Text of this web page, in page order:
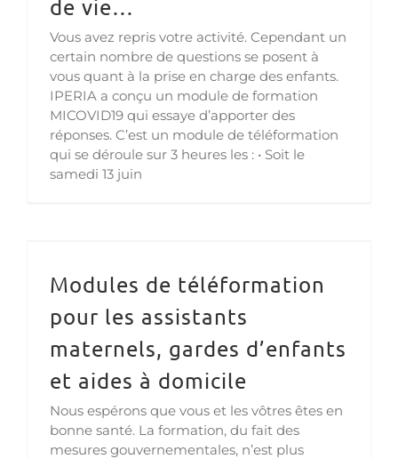
de vie…
Vous avez repris votre activité. Cependant un
certain nombre de questions se posent à
vous quant à la prise en charge des enfants.
IPERIA a conçu un module de formation
MICOVID19 qui essaye d’apporter des
réponses. C’est un module de téléformation
qui se déroule sur 3 heures les : • Soit le
samedi 13 juin
Modules de téléformation
pour les assistants
maternels, gardes d’enfants
et aides à domicile
Nous espérons que vous et les vôtres êtes en
bonne santé. La formation, du fait des
mesures gouvernementales, n’est plus